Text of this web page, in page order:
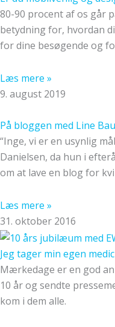
80-90 procent af os går
betydning for, hvordan
for dine besøgende og
Læs mere »
9. august 2019
På bloggen med Line
“Inge, vi er en usynlig
Danielsen, da hun i
om at lave en blog for
Læs mere »
31. oktober 2016
Jeg tager min egen
Mærkedage er en god
10 år og sendte
kom i dem alle.